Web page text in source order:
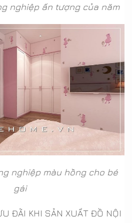
nghiệp ấn tượng của năm
nghiệp màu hồng cho bé
gái
ĐÃI KHI SẢN XUẤT ĐỒ NỘI